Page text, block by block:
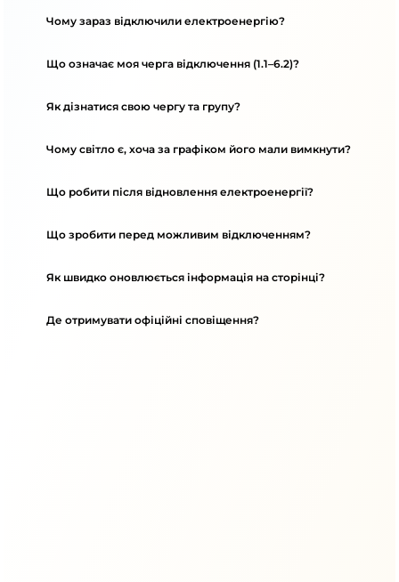
Чому зараз відключили електроенергію?
Що означає моя черга відключення (1.1–6.2)?
Як дізнатися свою чергу та групу?
Чому світло є, хоча за графіком його мали вимкнути?
Що робити після відновлення електроенергії?
Що зробити перед можливим відключенням?
Як швидко оновлюється інформація на сторінці?
Де отримувати офіційні сповіщення?